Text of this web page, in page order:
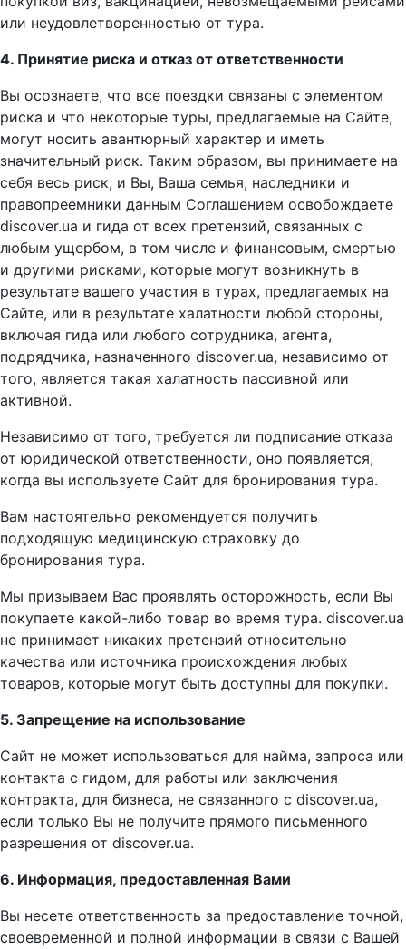
или неудовлетворенностью от тура.
4. Принятие риска и отказ от ответственности
Вы осознаете, что все поездки связаны с элементом
риска и что некоторые туры, предлагаемые на Сайте,
могут носить авантюрный характер и иметь
значительный риск. Таким образом, вы принимаете на
себя весь риск, и Вы, Ваша семья, наследники и
правопреемники данным Соглашением освобождаете
discover.ua и гида от всех претензий, связанных с
любым ущербом, в том числе и финансовым, смертью
и другими рисками, которые могут возникнуть в
результате вашего участия в турах, предлагаемых на
Сайте, или в результате халатности любой стороны,
включая гида или любого сотрудника, агента,
подрядчика, назначенного discover.ua, независимо от
того, является такая халатность пассивной или
активной.
Независимо от того, требуется ли подписание отказа
от юридической ответственности, оно появляется,
когда вы используете Сайт для бронирования тура.
Вам настоятельно рекомендуется получить
подходящую медицинскую страховку до
бронирования тура.
Мы призываем Вас проявлять осторожность, если Вы
покупаете какой-либо товар во время тура. discover.ua
не принимает никаких претензий относительно
качества или источника происхождения любых
товаров, которые могут быть доступны для покупки.
5. Запрещение на использование
Сайт не может использоваться для найма, запроса или
контакта с гидом, для работы или заключения
контракта, для бизнеса, не связанного с discover.ua,
если только Вы не получите прямого письменного
разрешения от discover.ua.
6. Информация, предоставленная Вами
Вы несете ответственность за предоставление точной,
своевременной и полной информации в связи с Вашей